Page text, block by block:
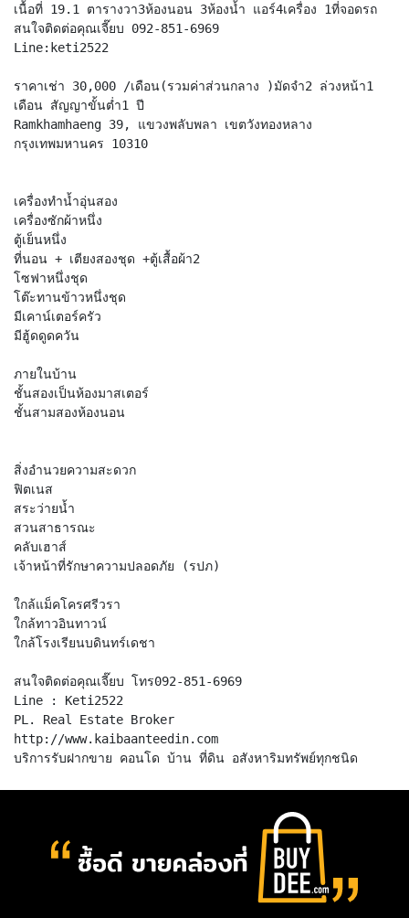
เนื้อที่ 19.1 ตารางวา3ห้องนอน 3ห้องน้ำ แอร์4เครื่อง 1ที่จอดรถ
สนใจติดต่อคุณเจี๊ยบ 092-851-6969
Line:keti2522
ราคาเช่า 30,000 /เดือน(รวมค่าส่วนกลาง )มัดจำ2 ล่วงหน้า1
เดือน สัญญาขั้นต่ำ1 ปี
Ramkhamhaeng 39, แขวงพลับพลา เขตวังทองหลาง
กรุงเทพมหานคร 10310
เครื่องทำน้ำอุ่นสอง
เครื่องซักผ้าหนึ่ง
ตู้เย็นหนึ่ง
ที่นอน + เตียงสองชุด +ตู้เสื้อผ้า2
โซฟาหนึ่งชุด
โต๊ะทานข้าวหนึ่งชุด
มีเคาน์เตอร์ครัว
มีฮู้ดดูดควัน
ภายในบ้าน
ชั้นสองเป็นห้องมาสเตอร์
ชั้นสามสองห้องนอน
สิ่งอำนวยความสะดวก
ฟิตเนส
สระว่ายน้ำ
สวนสาธารณะ
คลับเฮาส์
เจ้าหน้าที่รักษาความปลอดภัย (รปภ)
ใกล้แม็คโครศรีวรา
ใกล้ทาวอินทาวน์
ใกล้โรงเรียนบดินทร์เดชา
สนใจติดต่อคุณเจี๊ยบ โทร092-851-6969
Line : Keti2522
PL. Real Estate Broker
http://www.kaibaanteedin.com